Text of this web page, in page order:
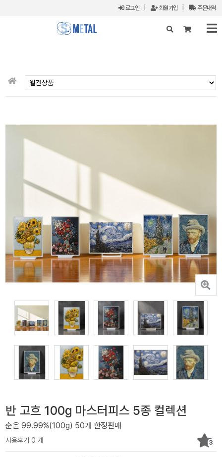
로그인| 회원가입 주문내역
반 고흐 100g 마스터피스 5종 컬렉션
순은 99.99%(100g) 50개 한정판매
사용후기 0 개 3